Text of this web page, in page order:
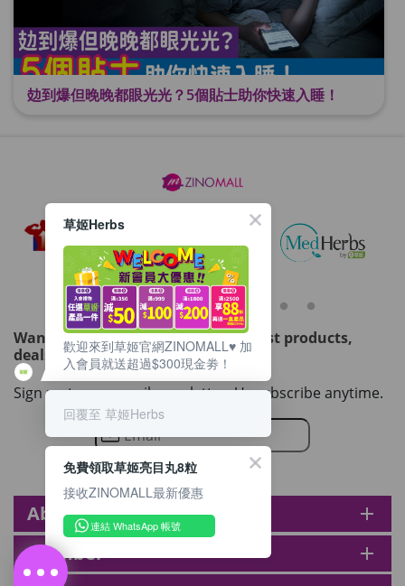
攰到爆但晚晚都眼光光？5個貼士助你快速入睡！
Want to get updated on all our latest products,
deals, events, and promotions?
Sign up to our email newsletter. Unsubscribe anytime.
About zinomall add
Member add
草姬Herbs
歡迎來到草姬官網ZINOMALL♥️ 加
入會員就送超過$300現金劵！
回覆至 草姬Herbs
免費領取草姬亮目丸8粒
接收ZINOMALL最新優惠
連結 WhatsApp 帳號